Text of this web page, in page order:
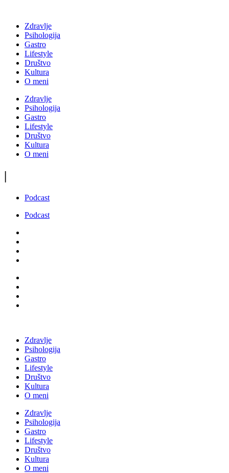
Zdravlje
Psihologija
Gastro
Lifestyle
Društvo
Kultura
O meni
Zdravlje
Psihologija
Gastro
Lifestyle
Društvo
Kultura
O meni
|
Podcast
Podcast
Zdravlje
Psihologija
Gastro
Lifestyle
Društvo
Kultura
O meni
Zdravlje
Psihologija
Gastro
Lifestyle
Društvo
Kultura
O meni